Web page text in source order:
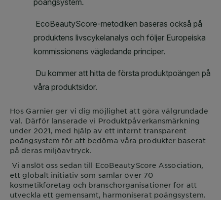
Hos Garnier ger vi dig möjlighet att göra välgrundade
val. Därför lanserade vi Produktpåverkansmärkning
under 2021, med hjälp av ett internt transparent
poängsystem för att bedöma våra produkter baserat
på deras miljöavtryck.
Vi anslöt oss sedan till EcoBeautyScore Association,
ett globalt initiativ som samlar över 70
kosmetikföretag och branschorganisationer för att
utveckla ett gemensamt, harmoniserat poängsystem.